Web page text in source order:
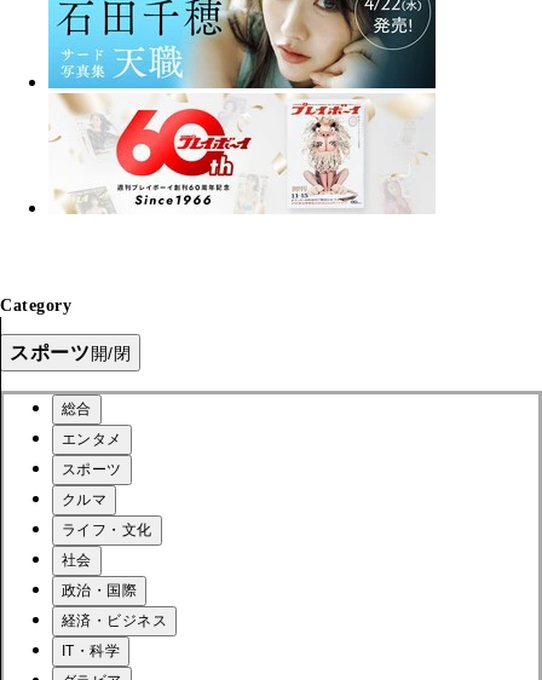
Category
スポーツ開/閉
総合
エンタメ
スポーツ
クルマ
ライフ・文化
社会
政治・国際
経済・ビジネス
IT・科学